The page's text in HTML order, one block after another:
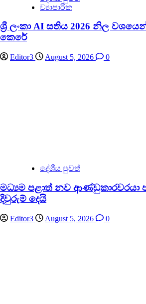
ව්‍යාපාරික
ශ්‍රී ලංකා AI සතිය 2026 නිල
කෙරේ
Editor3 August 5, 2026 0
දේශීය පුවත්
මධ්‍යම පළාත් නව ආණ්ඩුකාරවරයා
දිවුරුම් දෙයි
Editor3 August 5, 2026 0